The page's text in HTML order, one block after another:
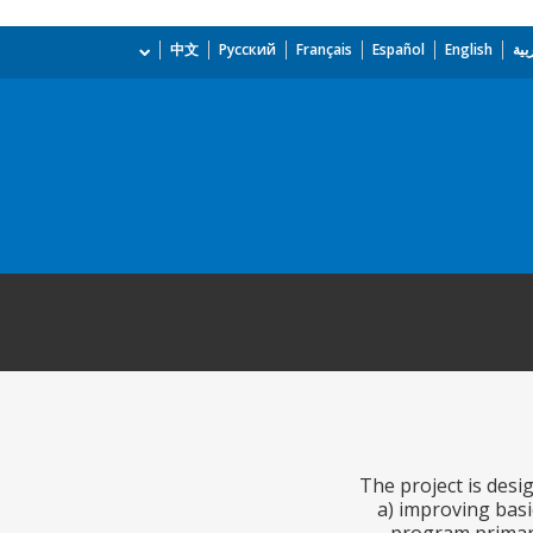
English
Español
Français
Русский
中文
The project is
a) improving